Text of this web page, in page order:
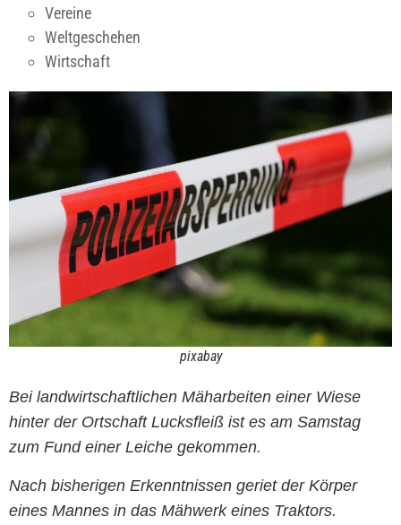
Vereine
Weltgeschehen
Wirtschaft
pixabay
Bei landwirtschaftlichen Mäharbeiten einer Wiese
hinter der Ortschaft Lucksfleiß ist es am Samstag
zum Fund einer Leiche gekommen.
Nach bisherigen Erkenntnissen geriet der Körper
eines Mannes in das Mähwerk eines Traktors.